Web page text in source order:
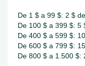
De 1 $ a 99 $: 2 $
De 100 $ a 399 $: 5
De 400 $ a 599 $:
De 600 $ a 799 $:
De 800 $ a 1.500 $: